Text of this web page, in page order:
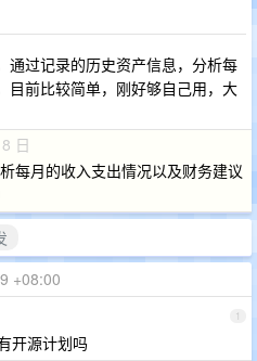
通过记录的历史资产信息，分析每
目前比较简单，刚好够自己用，大
日
每月的收入支出情况以及财务建议
+08:00
1
开源计划吗